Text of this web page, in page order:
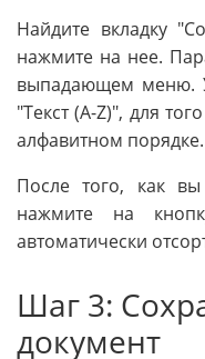
Найдите вкладку
нажмите на нее.
выпадающем меню.
"Текст (A-Z)", для
алфавитном порядке.
После того, как
нажмите на
автоматически
Шаг 3:
документ